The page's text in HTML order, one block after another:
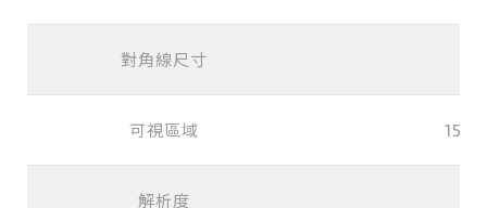
對角線尺寸
可視區域
解析度